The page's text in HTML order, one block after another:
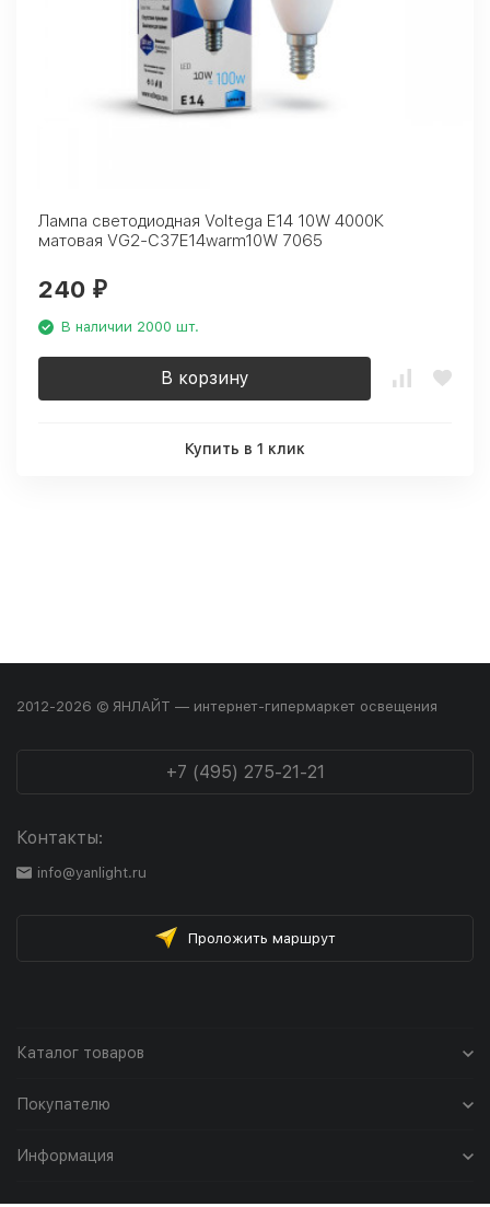
Лампа светодиодная Voltega E14 10W 4000К
матовая VG2-C37E14warm10W 7065
240 ₽
В наличии 2000 шт.
В корзину
Купить в 1 клик
2012-2026 © ЯНЛАЙТ — интернет-гипермаркет освещения
+7 (495) 275-21-21
Контакты:
info@yanlight.ru
Проложить маршрут
Каталог товаров
Покупателю
Информация